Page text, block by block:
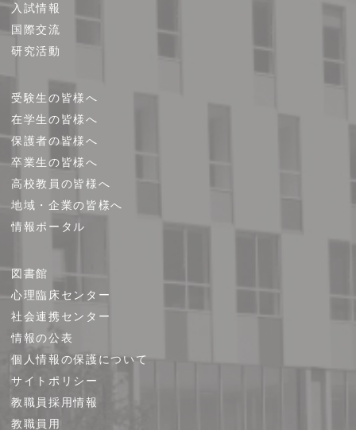
プ 入試情報
国際交流
研究活動
受験生の皆様へ
在学生の皆様へ
保護者の皆様へ
卒業生の皆様へ
高校教員の皆様へ
地域・企業の皆様へ
情報ポータル
図書館
心理臨床センター
社会連携センター
情報の公表
個人情報の保護について
サイトポリシー
教職員採用情報
教職員用